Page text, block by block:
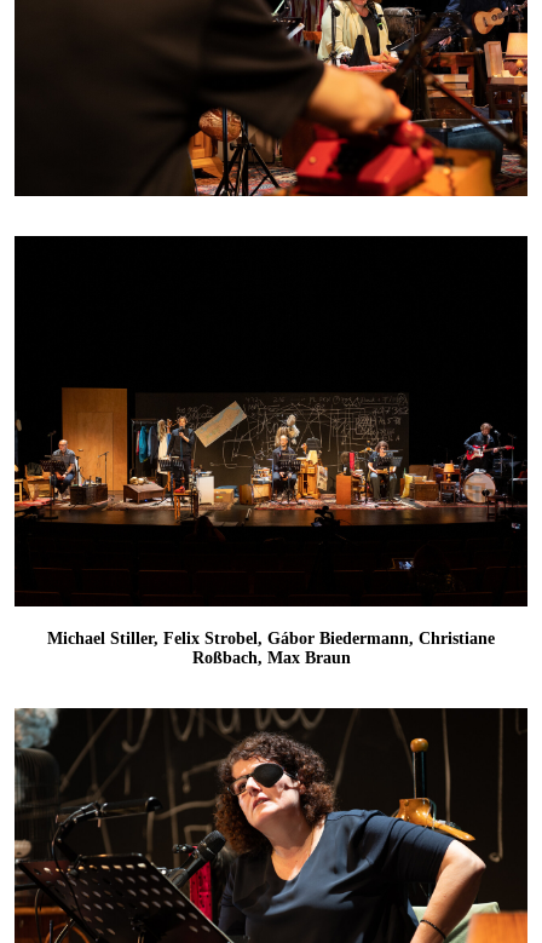
Michael Stiller, Felix Strobel, Gábor Biedermann, Christiane
Roßbach, Max Braun